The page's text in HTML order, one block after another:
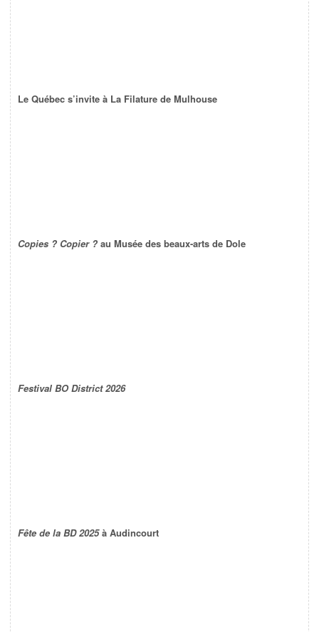
Le Québec s’invite à La Filature de Mulhouse
Copies ? Copier ? au Musée des beaux-arts de Dole
Festival BO District 2026
Fête de la BD 2025à Audincourt